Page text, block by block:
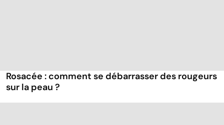
Rosacée : comment se débarrasser des rougeurs
sur la peau ?